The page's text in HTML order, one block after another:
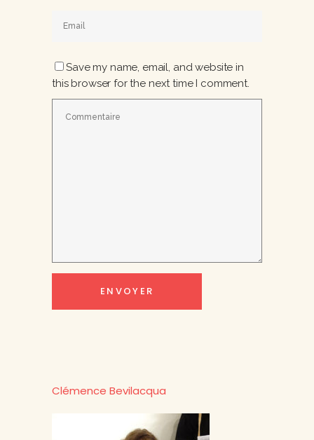
Save my name, email, and website in
this browser for the next time I comment.
Clémence Bevilacqua